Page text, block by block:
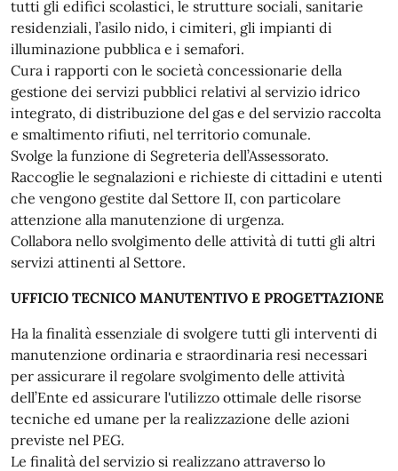
tutti gli edifici scolastici, le strutture sociali, sanitarie
residenziali, l’asilo nido, i cimiteri, gli impianti di
illuminazione pubblica e i semafori.
Cura i rapporti con le società concessionarie della
gestione dei servizi pubblici relativi al servizio idrico
integrato, di distribuzione del gas e del servizio raccolta
e smaltimento rifiuti, nel territorio comunale.
Svolge la funzione di Segreteria dell’Assessorato.
Raccoglie le segnalazioni e richieste di cittadini e utenti
che vengono gestite dal Settore II, con particolare
attenzione alla manutenzione di urgenza.
Collabora nello svolgimento delle attività di tutti gli altri
servizi attinenti al Settore.
UFFICIO TECNICO MANUTENTIVO E PROGETTAZIONE
Ha la finalità essenziale di svolgere tutti gli interventi di
manutenzione ordinaria e straordinaria resi necessari
per assicurare il regolare svolgimento delle attività
dell’Ente ed assicurare l'utilizzo ottimale delle risorse
tecniche ed umane per la realizzazione delle azioni
previste nel PEG.
Le finalità del servizio si realizzano attraverso lo